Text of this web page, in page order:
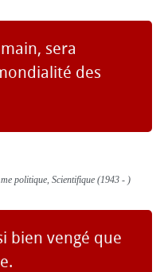
sera
des
politique, Scientifique (1943 - )
bien vengé que